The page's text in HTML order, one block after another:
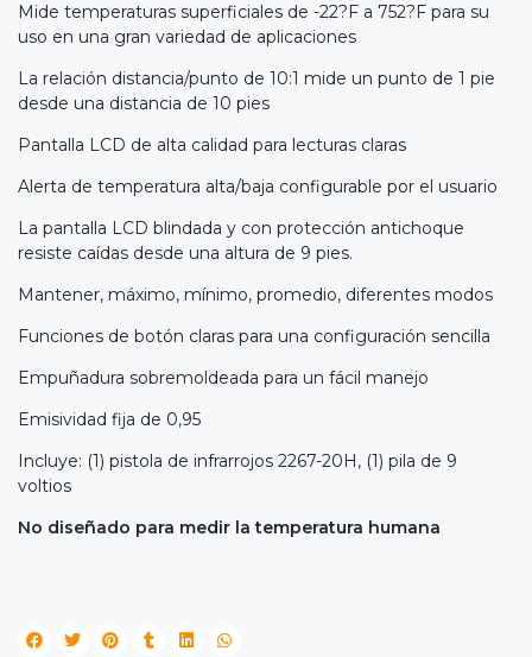
Mide temperaturas superficiales de -22?F a 752?F para su
uso en una gran variedad de aplicaciones
La relación distancia/punto de 10:1 mide un punto de 1 pie
desde una distancia de 10 pies
Pantalla LCD de alta calidad para lecturas claras
Alerta de temperatura alta/baja configurable por el usuario
La pantalla LCD blindada y con protección antichoque
resiste caídas desde una altura de 9 pies.
Mantener, máximo, mínimo, promedio, diferentes modos
Funciones de botón claras para una configuración sencilla
Empuñadura sobremoldeada para un fácil manejo
Emisividad fija de 0,95
Incluye: (1) pistola de infrarrojos 2267-20H, (1) pila de 9
voltios
No diseñado para medir la temperatura humana